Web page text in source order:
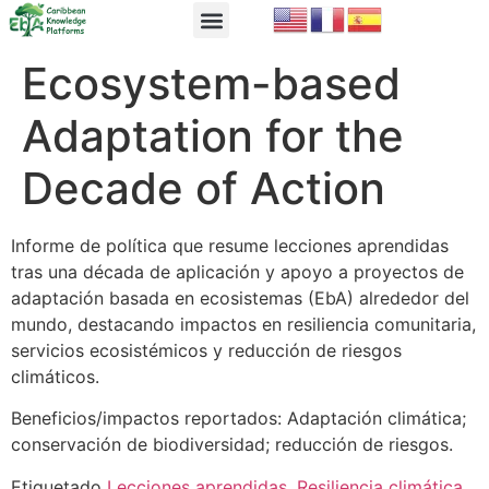
Ecosystem-based
Adaptation for the
Decade of Action
Informe de política que resume lecciones aprendidas
tras una década de aplicación y apoyo a proyectos de
adaptación basada en ecosistemas (EbA) alrededor del
mundo, destacando impactos en resiliencia comunitaria,
servicios ecosistémicos y reducción de riesgos
climáticos.
Beneficios/impactos reportados: Adaptación climática;
conservación de biodiversidad; reducción de riesgos.